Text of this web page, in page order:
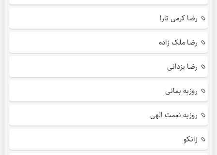
رضا کرمی تارا
رضا ملک زاده
رضا یزدانی
روزبه بمانی
روزبه نعمت الهی
زانکو